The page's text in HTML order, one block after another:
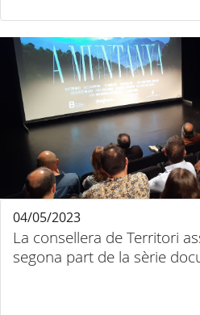
La consellera de Territori
segona part de la sèrie
04/05/2023